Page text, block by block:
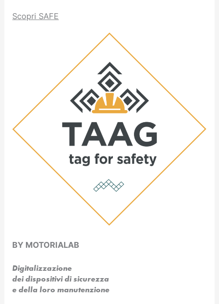
Scopri SAFE
BY MOTORIALAB
Digitalizzazione
dei dispositivi di sicurezza
e della loro manutenzione